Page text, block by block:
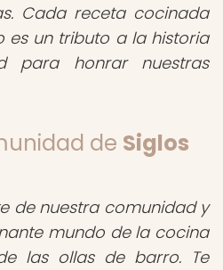
Cada receta cocinada
es un tributo a la historia
para honrar nuestras
de Siglos
de nuestra comunidad y
mundo de la cocina
las ollas de barro. Te